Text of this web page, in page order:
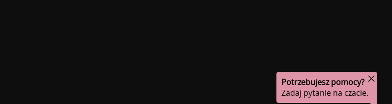
Potrzebujesz pomocy?
Zadaj pytanie na czacie.